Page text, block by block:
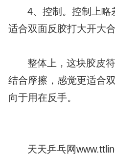
4、控制。控制上略
适合双面反胶打大开大
整体上，这块胶皮
结合摩擦，感觉更适合
向于用在反手。
天天乒乓网